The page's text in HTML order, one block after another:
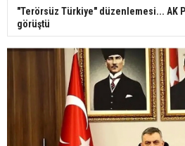
"Terörsüz Türkiye" düzenlemesi... AK
görüştü